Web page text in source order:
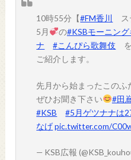
10時55分【#FM香川
ス
5月
の#KSBモーニン
ナ
#こんぴら歌舞伎 を
ご紹介します。
先月から始まったこのふ
ぜひお聞き下さい
#田
#KSB
#5月ゲツナナは
なげ pic.twitter.com/
— KSB広報